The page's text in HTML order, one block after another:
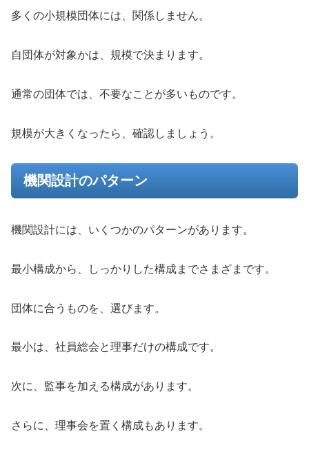
多くの小規模団体には、関係しません。
自団体が対象かは、規模で決まります。
通常の団体では、不要なことが多いものです。
規模が大きくなったら、確認しましょう。
機関設計のパターン
機関設計には、いくつかのパターンがあります。
最小構成から、しっかりした構成までさまざまです。
団体に合うものを、選びます。
最小は、社員総会と理事だけの構成です。
次に、監事を加える構成があります。
さらに、理事会を置く構成もあります。